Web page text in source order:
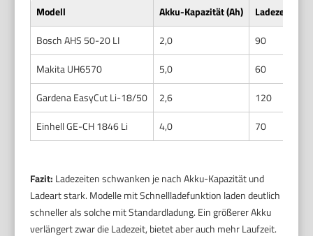
Modell Akku-Kapazität (Ah)
Ladezeit
Bosch AHS 50-20 LI
2,0
90
Makita UH6570
5,0
60
Gardena EasyCut Li-18/50
2,6
120
Einhell GE-CH 1846 Li
4,0 70
Fazit: Ladezeiten schwanken je nach Akku-Kapazität und
Ladeart stark. Modelle mit Schnellladefunktion laden deutlich
schneller als solche mit Standardladung. Ein größerer Akku
verlängert zwar die Ladezeit, bietet aber auch mehr Laufzeit.